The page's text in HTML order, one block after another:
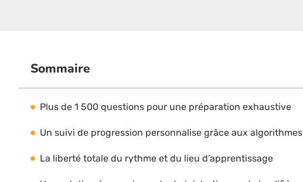
Sommaire
Plus de 1 500 questions pour une préparation exhaustive
Un suivi de progression personnalise grâce aux algorithmes
La liberté totale du rythme et du lieu d’apprentissage